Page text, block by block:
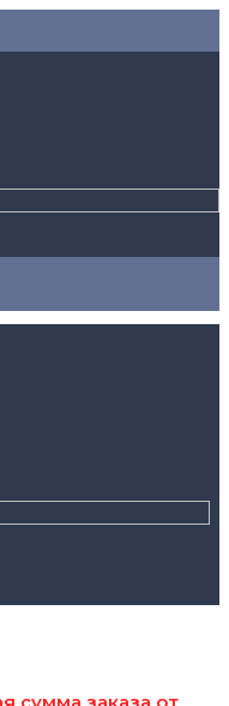
сумма заказа от